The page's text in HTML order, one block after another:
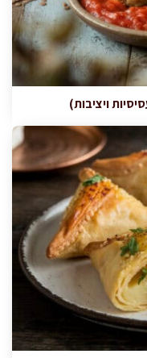
ויציבות)